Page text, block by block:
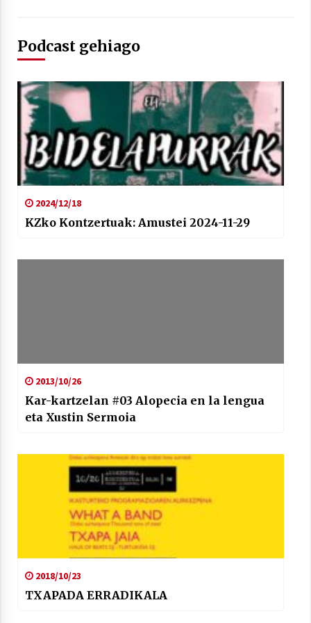
Arrosaren laburpen bideoa Hamaika
Telebistaren eskutik
2021/06/30
Podcast gehiago
2024/12/18
KZko Kontzertuak: Amustei 2024-11-29
2013/10/26
Kar-kartzelan #03 Alopecia en la lengua
eta Xustin Sermoia
2018/10/23
TXAPADA ERRADIKALA